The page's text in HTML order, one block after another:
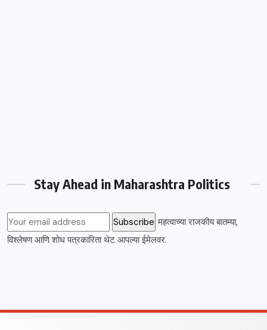
Stay Ahead in Maharashtra Politics
महत्वाच्या राजकीय बातम्या,
विश्लेषण आणि शोध पत्रकारिता थेट आपल्या ईमेलवर.